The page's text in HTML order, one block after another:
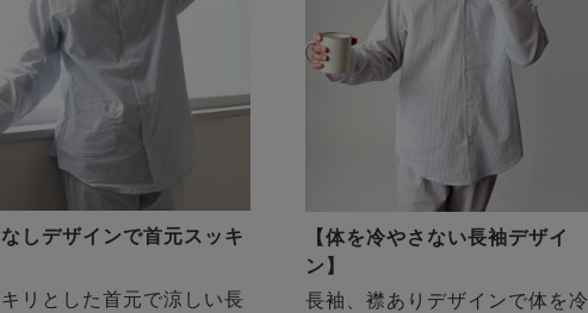
なしデザインで首元スッキ
リとした首元で涼しい長
【体を冷やさない長袖デザイ
ン】
長袖、襟ありデザインで体を冷